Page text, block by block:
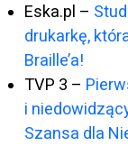
Eska.pl –
drukarkę,
Braille’a!
TVP 3 –
i
Szansa dla